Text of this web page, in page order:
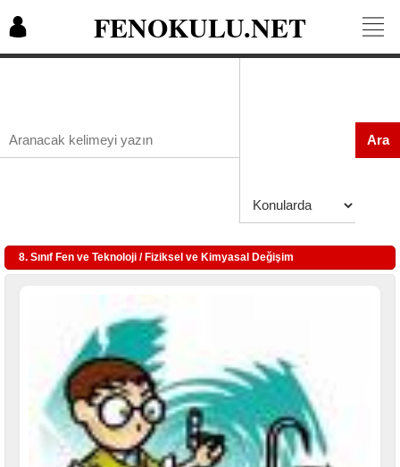
FENOKULU.NET
Ara
8. Sınıf Fen ve Teknoloji / Fiziksel ve Kimyasal Değişim